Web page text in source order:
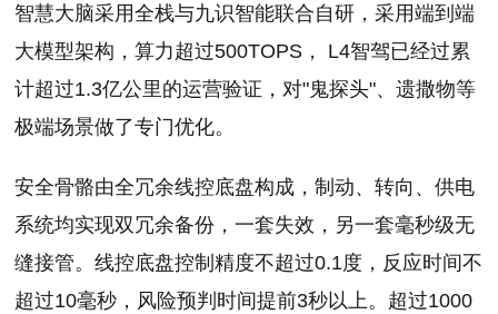
智慧大脑采用全栈与九识智能联合自研，采用端到端
大模型架构，算力超过500TOPS， L4智驾已经过累
计超过1.3亿公里的运营验证，对"鬼探头"、遗撒物等
极端场景做了专门优化。
安全骨骼由全冗余线控底盘构成，制动、转向、供电
系统均实现双冗余备份，一套失效，另一套毫秒级无
缝接管。线控底盘控制精度不超过0.1度，反应时间不
超过10毫秒，风险预判时间提前3秒以上。超过1000